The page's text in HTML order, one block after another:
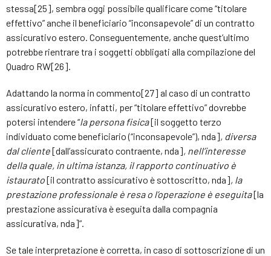
stessa[25], sembra oggi possibile qualificare come “titolare
effettivo” anche il beneficiario “inconsapevole” di un contratto
assicurativo estero. Conseguentemente, anche quest’ultimo
potrebbe rientrare tra i soggetti obbligati alla compilazione del
Quadro RW[26].
Adattando la norma in commento[27] al caso di un contratto
assicurativo estero, infatti, per “titolare effettivo” dovrebbe
potersi intendere “la persona fisica[il soggetto terzo
individuato come beneficiario (“inconsapevole”), nda], diversa
dal cliente[dall’assicurato contraente, nda], nell’interesse
della quale, in ultima istanza, il rapporto continuativo è
istaurato[il contratto assicurativo è sottoscritto, nda], la
prestazione professionale è resa o l’operazione è eseguita[la
prestazione assicurativa è eseguita dalla compagnia
assicurativa, nda]”.
Se tale interpretazione è corretta, in caso di sottoscrizione di un